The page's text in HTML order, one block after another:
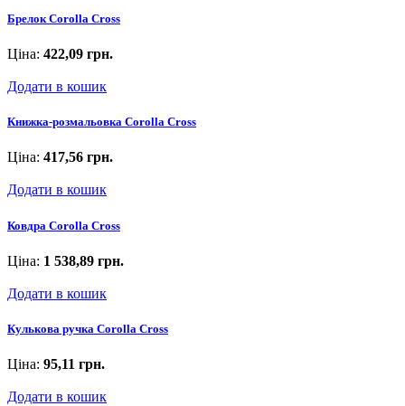
Брелок Corolla Cross
Ціна: 422,09 грн.
Додати в кошик
Книжка-розмальовка Corolla Cross
Ціна: 417,56 грн.
Додати в кошик
Ковдра Corolla Cross
Ціна: 1 538,89 грн.
Додати в кошик
Кулькова ручка Corolla Cross
Ціна: 95,11 грн.
Додати в кошик